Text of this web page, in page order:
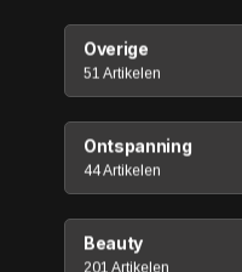
Overige
51 Artikelen
Ontspanning
44 Artikelen
Beauty
201 Artikelen